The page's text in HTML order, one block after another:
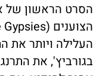
הסרט הראשון של
הצוענים (
העלילה ויותר את
בגורביץ', את